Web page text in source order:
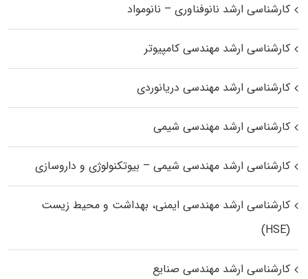
کارشناسی ارشد نانوفناوری – نانومواد
کارشناسی ارشد مهندسی کامپیوتر
کارشناسی ارشد مهندسی دریانوردی
کارشناسی ارشد مهندسی شیمی
کارشناسی ارشد مهندسی شیمی – بیوتکنولوژی و داروسازی
کارشناسی ارشد مهندسی ایمنی، بهداشت و محیط زیست
(HSE)
کارشناسی ارشد مهندسی صنایع